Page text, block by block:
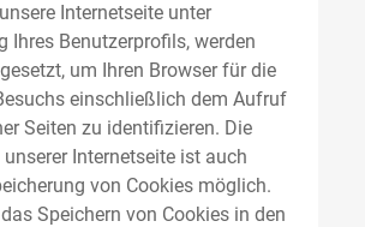
Internetseite unter
Ihres Benutzerprofils, werden
um Ihren Browser für die
einschließlich dem Aufruf
Seiten zu identifizieren. Die
Internetseite ist auch
von Cookies möglich.
Speichern von Cookies in den